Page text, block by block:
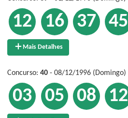
12 16 37 45
Mais Detalhes
Concurso: 40 - 08/12/1996 (Domingo)
03 05 08 12